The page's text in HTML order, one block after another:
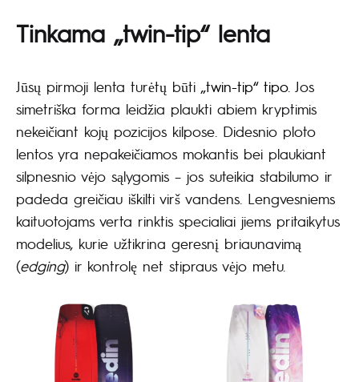
1,648.00€
Tinkama „twin-tip“ lenta
Jūsų pirmoji lenta turėtų būti „twin-tip“ tipo. Jos
simetriška forma leidžia plaukti abiem kryptimis
nekeičiant kojų pozicijos kilpose. Didesnio ploto
lentos yra nepakeičiamos mokantis bei plaukiant
silpnesnio vėjo sąlygomis – jos suteikia stabilumo ir
padeda greičiau iškilti virš vandens. Lengvesniems
kaituotojams verta rinktis specialiai jiems pritaikytus
modelius, kurie užtikrina geresnį briaunavimą
(edging) ir kontrolę net stipraus vėjo metu.